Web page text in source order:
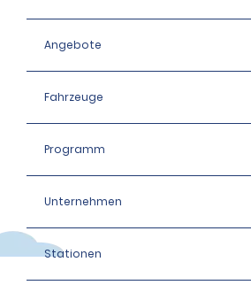
Angebote
Fahrzeuge
Programm
Unternehmen
Stationen